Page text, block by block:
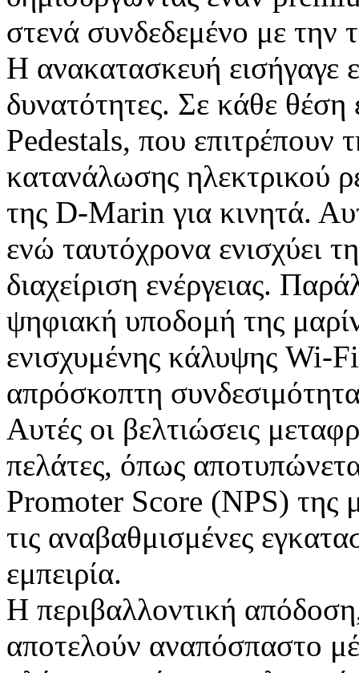
στενά συνδεδεμένο με την
Η ανακατασκευή εισήγαγε
δυνατότητες. Σε κάθε
Pedestals, που επιτρέπουν
κατανάλωσης ηλεκτρικού
της D-Marin για κινητά.
ενώ ταυτόχρονα ενισχύει
διαχείριση ενέργειας.
ψηφιακή υποδομή της
ενισχυμένης κάλυψης Wi-
απρόσκοπτη
Αυτές οι βελτιώσεις
πελάτες, όπως
Promoter Score (NPS) της
τις αναβαθμισμένες
εμπειρία.
Η περιβαλλοντική
αποτελούν αναπόσπαστο